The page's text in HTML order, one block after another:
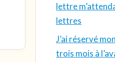
lettre
lettres
J’ai réservé
trois mois à